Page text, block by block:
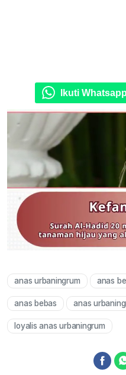
Ikuti
anas urbaningrum anas
anas bebas anas
loyalis anas urbaningrum